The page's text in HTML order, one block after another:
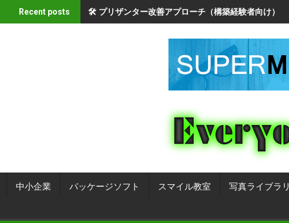
Recent posts 🛠 プリザンター改善アプローチ（構築経験者向け）
中小企業 パッケージソフト スマイル教室 写真ライブラリ